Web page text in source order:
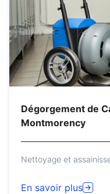
Dégorgement de
Montmorency
Nettoyage et
En savoir plus